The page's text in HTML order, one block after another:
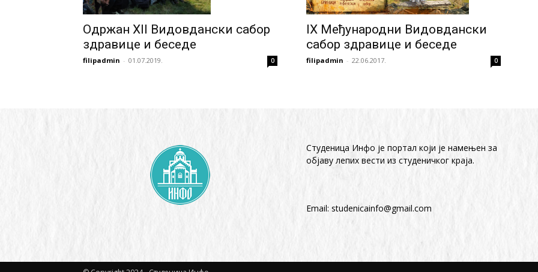
Одржан XII Видовдански сабор
здравице и беседе
filipadmin - 01.07.2019. 0
IX Међународни Видовдански
сабор здравице и беседе
filipadmin - 22.06.2017. 0
Студеница Инфо је портал који је намењен за
објaву лепих вести из студеничког краја.
Email: studenicainfo@gmail.com